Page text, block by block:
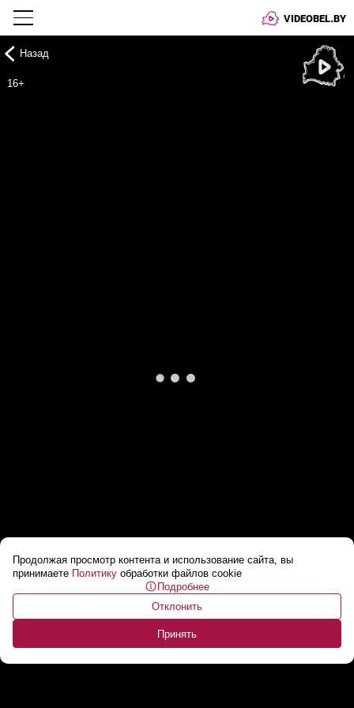
VIDEOBEL.BY
Продолжая просмотр контента и использование сайта, вы
принимаете Политику обработки файлов cookie
Подробнее
Отклонить
Принять
Назад
16+
Сколько времени занимает реставрация
одной машины?...